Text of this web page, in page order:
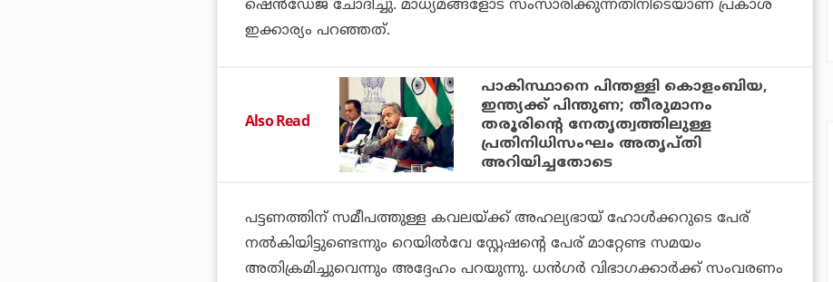
ഷെന്‍ഡേജ് ചോദിച്ചു. മാധ്യമങ്ങളോട് സംസാരിക്കുന്നതിനിടെയാണ് പ്രകാശ്
ഇക്കാര്യം പറഞ്ഞത്.
Also Read
പാകിസ്ഥാനെ പിന്തള്ളി കൊളംബിയ,
ഇന്ത്യക്ക് പിന്തുണ; തീരുമാനം
തരൂരിന്റെ നേതൃത്വത്തിലുള്ള
പ്രതിനിധിസംഘം അതൃപ്തി
അറിയിച്ചതോടെ
പട്ടണത്തിന് സമീപത്തുള്ള കവലയ്ക്ക് അഹല്യഭായ് ഹോള്‍ക്കറുടെ പേര്
നല്‍കിയിട്ടുണ്ടെന്നും റെയില്‍വേ സ്റ്റേഷന്റെ പേര് മാറ്റേണ്ട സമയം
അതിക്രമിച്ചുവെന്നും അദ്ദേഹം പറയുന്നു. ധന്‍ഗര്‍ വിഭാഗക്കാര്‍ക്ക് സംവരണം